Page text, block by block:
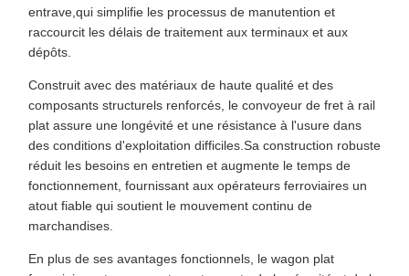
entrave,qui simplifie les processus de manutention et
raccourcit les délais de traitement aux terminaux et aux
dépôts.
Construit avec des matériaux de haute qualité et des
composants structurels renforcés, le convoyeur de fret à rail
plat assure une longévité et une résistance à l'usure dans
des conditions d'exploitation difficiles.Sa construction robuste
réduit les besoins en entretien et augmente le temps de
fonctionnement, fournissant aux opérateurs ferroviaires un
atout fiable qui soutient le mouvement continu de
marchandises.
En plus de ses avantages fonctionnels, le wagon plat